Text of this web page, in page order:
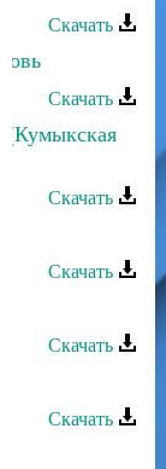
Скачать
Скачать
(Кумыкская
Скачать
Скачать
Скачать
Скачать